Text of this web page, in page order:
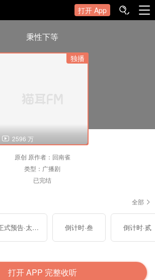
打开 App
秉性下等
独播
2596 万
原创 原作者：回南雀
类型： 广播剧
已完结
全部
正式预告·太阳的云 倒计时·叁 倒计时·贰
打开 APP 完整收听